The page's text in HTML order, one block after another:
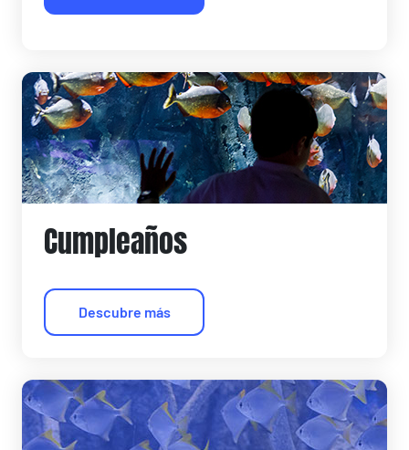
Cumpleaños
Descubre más